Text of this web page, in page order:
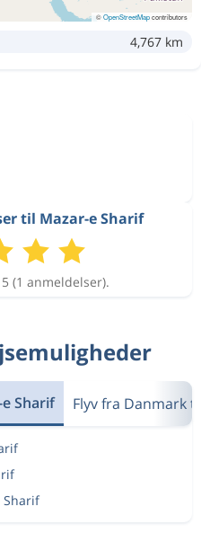
©OpenStreetMapcontributors
4,767 km
til Mazar-e Sharif
(1 anmeldelser).
Sharif Flyv fra Danmark
Sharif